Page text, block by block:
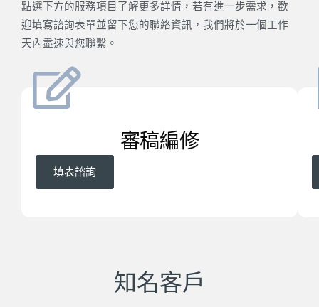
點選下方的服務項目了解更多詳情，若有進一步需求，歡
迎填寫諮詢表單並留下您的聯絡資訊，我們將於一個工作
天內盡速與您聯繫。
審稿編修
填表諮詢
知名客戶